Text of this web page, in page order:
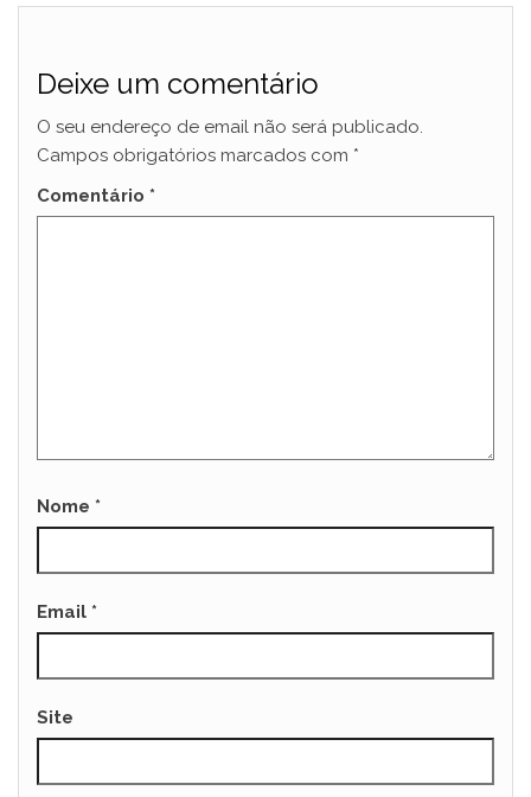
Deixe um comentário
O seu endereço de email não será publicado.
Campos obrigatórios marcados com *
Comentário *
Nome *
Email *
Site